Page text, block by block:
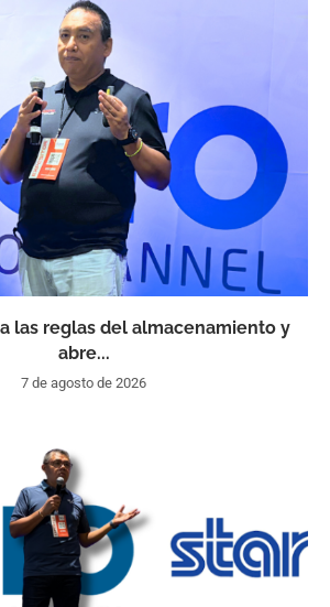
las reglas del almacenamiento y
abre...
7 de agosto de 2026